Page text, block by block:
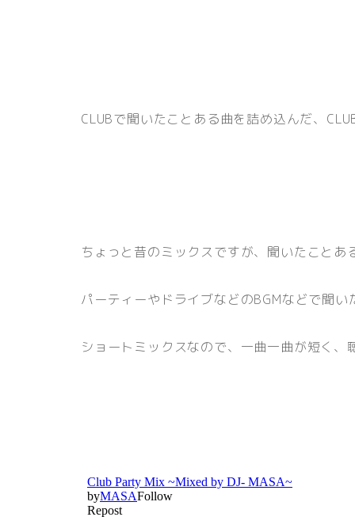
CLUBで聞いたことある曲を詰め込んだ、
ちょっと昔のミックスですが、聞いたことあ
パーティーやドライブなどのBGMなどで聞
ショートミックスなので、一曲一曲が短く